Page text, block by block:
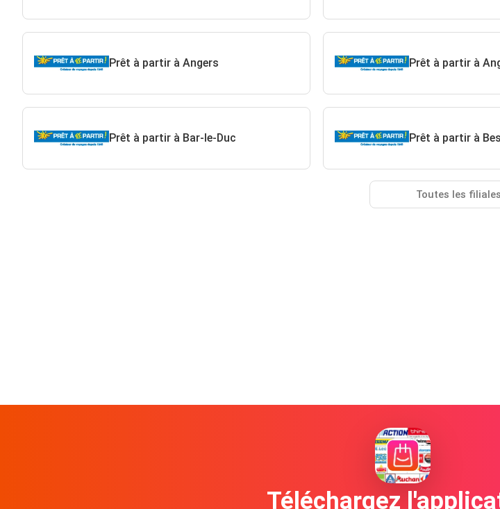
Prêt à partir à Angers Prêt à partir à
Prêt à partir à Bar-le-Duc Prêt à partir à
Toutes les filiales
Téléchargez